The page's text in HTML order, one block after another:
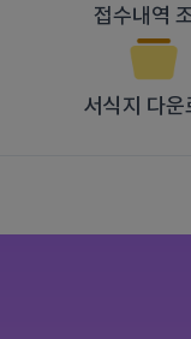
접수내역
서식지 다운